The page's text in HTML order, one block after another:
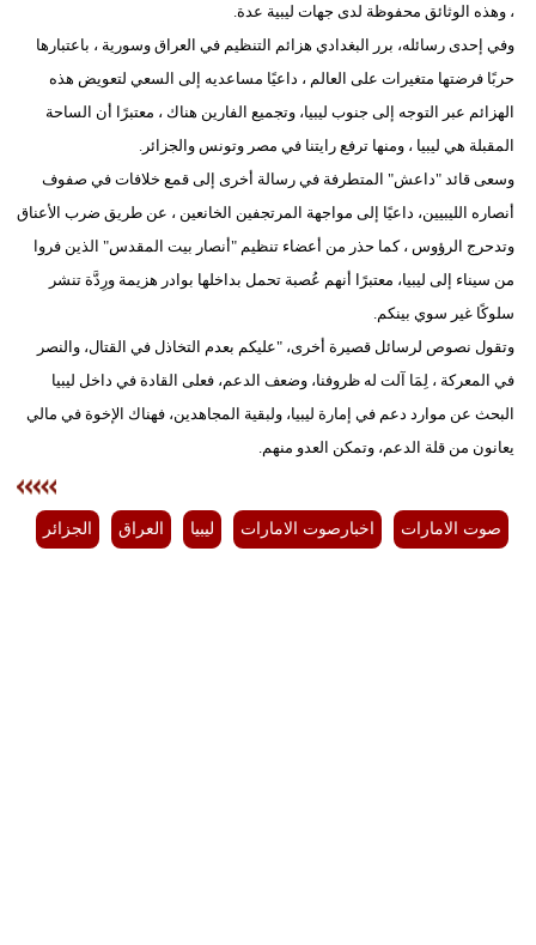
فيديو
سيارات
، وهذه الوثائق محفوظة لدى جهات ليبية عدة.
وفي إحدى رسائله، برر البغدادي هزائم التنظيم في العراق وسورية ، باعتبارها
حربًا فرضتها متغيرات على العالم ، داعيًا مساعديه إلى السعي لتعويض هذه
الهزائم عبر التوجه إلى جنوب ليبيا، وتجميع الفارين هناك ، معتبرًا أن الساحة
المقبلة هي ليبيا ، ومنها ترفع رايتنا في مصر وتونس والجزائر.
وسعى قائد "داعش" المتطرفة في رسالة أخرى إلى قمع خلافات في صفوف
أنصاره الليبيين، داعيًا إلى مواجهة المرتجفين الخانعين ، عن طريق ضرب الأعناق
وتدحرج الرؤوس ، كما حذر من أعضاء تنظيم "أنصار بيت المقدس" الذين فروا
من سيناء إلى ليبيا، معتبرًا أنهم عُصبة تحمل بداخلها بوادر هزيمة ورِدَّة تنشر
سلوكًا غير سوي بينكم.
وتقول نصوص لرسائل قصيرة أخرى، "عليكم بعدم التخاذل في القتال، والنصر
في المعركة ، لِمَا آلت له ظروفنا، وضعف الدعم، فعلى القادة في داخل ليبيا
البحث عن موارد دعم في إمارة ليبيا، ولبقية المجاهدين، فهناك الإخوة في مالي
يعانون من قلة الدعم، وتمكن العدو منهم.
صوت الامارات اخبارصوت الامارات ليبيا العراق الجزائر